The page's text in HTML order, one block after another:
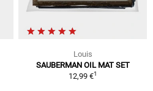
Louis
SAUBERMAN OIL MAT SET
12,99 €1